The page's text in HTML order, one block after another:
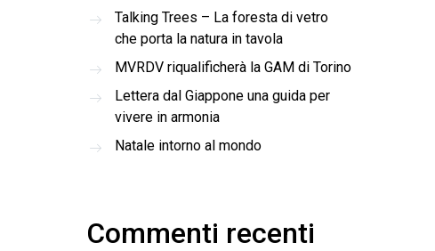
Talking Trees – La foresta di vetro
che porta la natura in tavola
MVRDV riqualificherà la GAM di Torino
Lettera dal Giappone una guida per
vivere in armonia
Natale intorno al mondo
Commenti recenti